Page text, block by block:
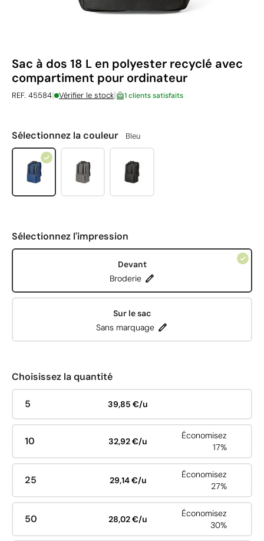
Sac à dos 18 L en polyester recyclé avec
compartiment pour ordinateur
REF. 45584| Vérifier le stock| 1 clients satisfaits
Sélectionnez la couleur Bleu
Sélectionnez l'impression
Devant
Broderie
Sur le sac
Sans marquage
Choisissez la quantité
5 39,85 €/u
10 32,92 €/u
Économisez
17%
25 29,14 €/u
Économisez
27%
50 28,02 €/u
Économisez
30%